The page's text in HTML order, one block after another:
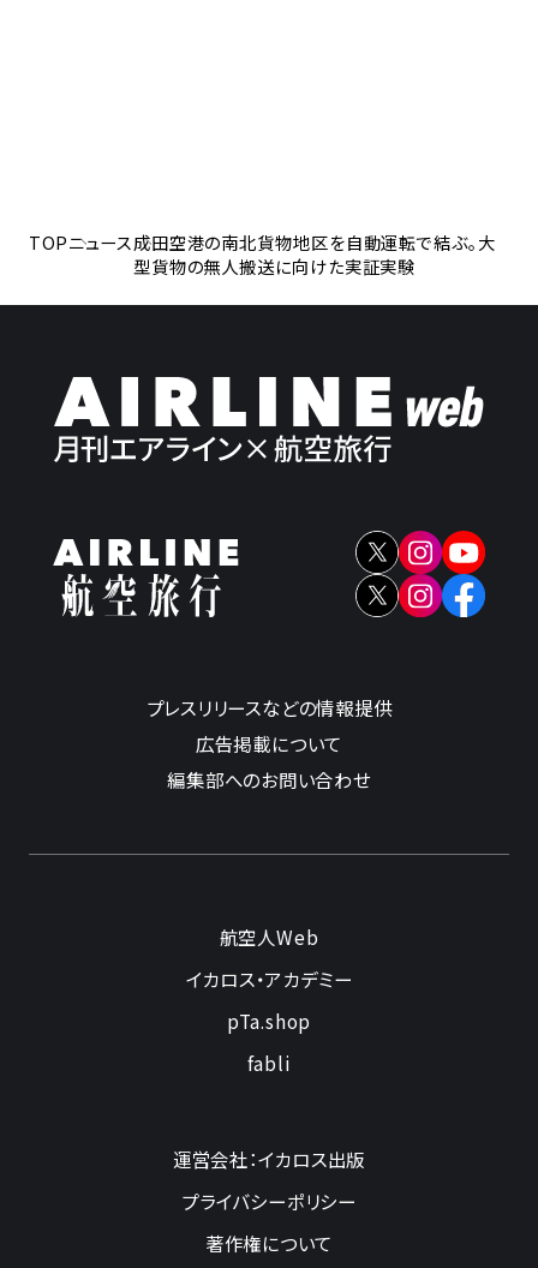
TOPニュース成田空港の南北貨物地区を自動運転で結ぶ。大
型貨物の無人搬送に向けた実証実験
プレスリリースなどの情報提供
広告掲載について
編集部へのお問い合わせ
航空人Web
イカロス・アカデミー
pTa.shop
fabli
運営会社：イカロス出版
プライバシーポリシー
著作権について